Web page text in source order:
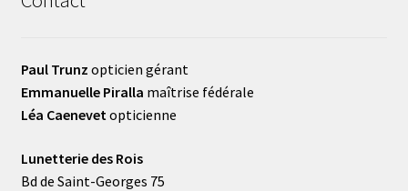
Paul Trunz opticien gérant
Emmanuelle Piralla maîtrise fédérale
Léa Caenevetopticienne
Lunetterie des Rois
Bd de Saint-Georges 75